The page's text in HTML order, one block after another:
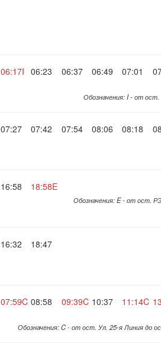
06:17I 06:23 06:37 06:49 07:01
Обозначения: I - от
07:27 07:42 07:54 08:06 08:18
16:58 18:58E
Обозначения: E - от ост.
16:32 18:47
07:59C 08:58 09:39C 10:37 11:14C
Обозначения: C - от ост. Ул. 25-я Линия до